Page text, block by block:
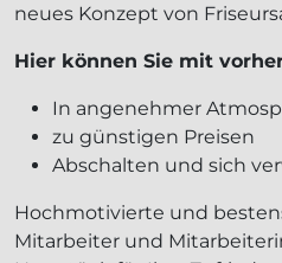
neues Konzept von
Hier können Sie mit
In angenehmer
zu günstigen Preisen
Abschalten und sich
Hochmotivierte und
Mitarbeiter und